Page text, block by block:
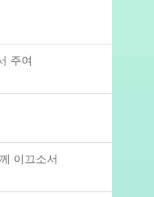
주여
이끄소서